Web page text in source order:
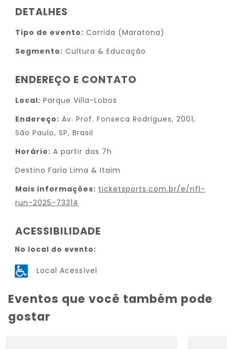
DETALHES
Tipo de evento: Corrida (Maratona)
Segmento: Cultura & Educação
ENDEREÇO E CONTATO
Local: Parque Villa-Lobos
Endereço: Av. Prof. Fonseca Rodrigues, 2001,
São Paulo, SP, Brasil
Horário: A partir das 7h
Destino Faria Lima & Itaim
Mais informações: ticketsports.com.br/e/nfl-
run-2025-73314
ACESSIBILIDADE
No local do evento:
Local Acessível
Eventos que você também pode
gostar